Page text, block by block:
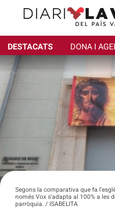
DESTACATS DONA I
Segons la comparativa que fa
només Vox s'adapta al 100% a les
parròquia. / ISABELITA